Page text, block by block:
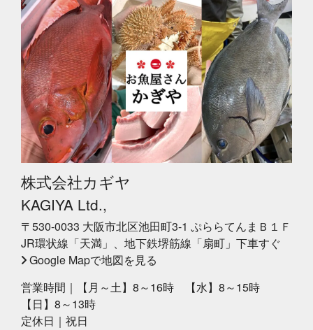
株式会社カギヤ
KAGIYA Ltd.,
〒530-0033 大阪市北区池田町3-1 ぷららてんまＢ１Ｆ
JR環状線「天満」、地下鉄堺筋線「扇町」下車すぐ
Google Mapで地図を見る
営業時間｜【月～土】8～16時 【水】8～15時
【日】8～13時
定休日｜祝日